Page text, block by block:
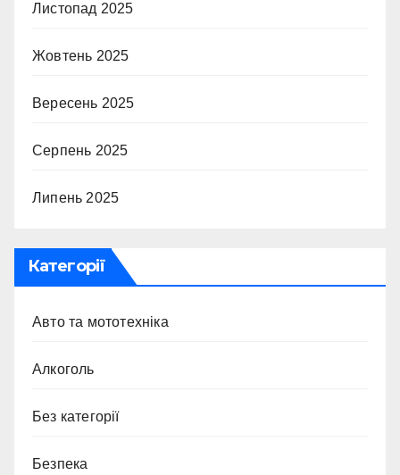
Листопад 2025
Жовтень 2025
Вересень 2025
Серпень 2025
Липень 2025
Категорії
Авто та мототехніка
Алкоголь
Без категорії
Безпека